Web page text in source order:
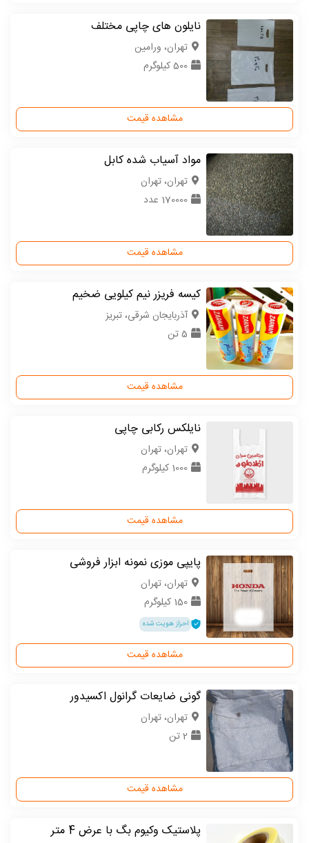
نایلون های چاپی مختلف
تهران، ورامین
500 کیلوگرم
مشاهده قیمت
مواد آسیاب شده کابل
تهران، تهران
170000 عدد
مشاهده قیمت
کیسه فریزر نیم کیلویی ضخیم
آذربایجان شرقی، تبریز
5 تن
مشاهده قیمت
نایلکس رکابی چاپی
تهران، تهران
1000 کیلوگرم
مشاهده قیمت
پایپی موزی نمونه ابزار فروشی
تهران، تهران
150 کیلوگرم
احراز هویت شده
مشاهده قیمت
گونی ضایعات گرانول اکسیدور
تهران، تهران
2 تن
مشاهده قیمت
پلاستیک وکیوم بگ با عرض 4 متر